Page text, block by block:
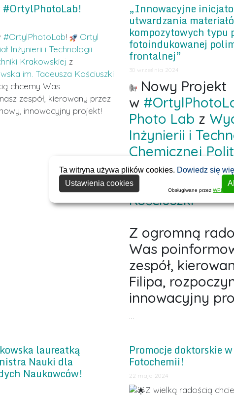
#OrtylPhotoLab!
Ortyl
Inżynierii i Technologii
Krakowskiej z
im. Tadeusza Kościuszki
chcemy Was
zespół, kierowany przez
innowacyjny projekt!
„Innowacyjne
utwardzania
kompozytowych typu
fotoindukowanej
frontalnej”
30 września 2024
Nowy Projekt
w
Photo Lab z
Inżynierii i
Chemicznej
Krakowskiejz
Krakowska im.
Kościuszki
Z ogromną
Was
zespół,
Filipa,
innowacyjny
…
laureatką
Nauki dla
Naukowców!
Promocje doktorskie
Fotochemii!
22 maja 2024
Z wielką radością
Ta witryna używa plików cookies. Dowiedz się
Ustawienia cookies
Obsługiwane przez WPLP